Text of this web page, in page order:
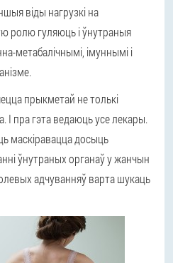
віды нагрузкі на
ролю гуляюць і ўнутраныя
метабалічнымі, імуннымі і
прыкметай не толькі
І пра гэта ведаюць усе лекары.
маскіравацца досыць
ўнутраных органаў у жанчын
адчуванняў варта шукаць